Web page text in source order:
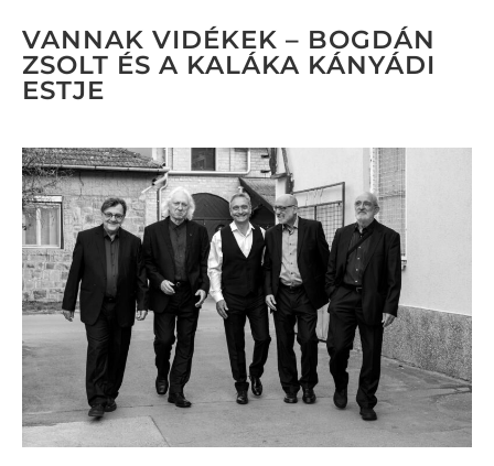
VANNAK VIDÉKEK – BOGDÁN
ZSOLT ÉS A KALÁKA KÁNYÁDI
ESTJE